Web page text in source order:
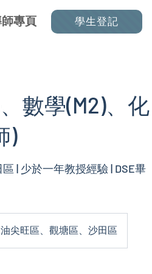
專頁 學生登記
數學(M2)、化
)
| 少於一年教授經驗 | DSE畢
尖旺區、觀塘區、沙田區